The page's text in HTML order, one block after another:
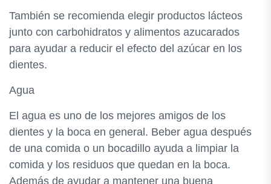
También se recomienda elegir productos lácteos
junto con carbohidratos y alimentos azucarados
para ayudar a reducir el efecto del azúcar en los
dientes.
Agua
El agua es uno de los mejores amigos de los
dientes y la boca en general. Beber agua después
de una comida o un bocadillo ayuda a limpiar la
comida y los residuos que quedan en la boca.
Además de ayudar a mantener una buena